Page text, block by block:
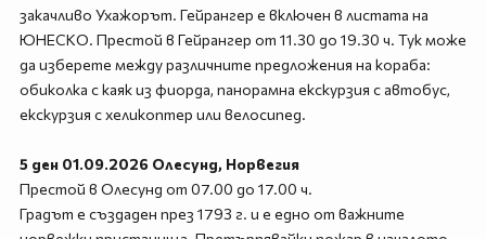
закачливо Ухажорът. Гейрангер е включен в листата на
ЮНЕСКО. Престой в Гейрангер от 11.30 до 19.30 ч. Тук може
да изберете между различните предложения на кораба:
обиколка с каяк из фиорда, панорамна екскурзия с автобус,
екскурзия с хеликоптер или велосипед.
5 ден 01.09.2026 Олесунд, Норвегия
Престой в Олесунд от 07.00 до 17.00 ч.
Градът е създаден през 1793 г. и е едно от важните